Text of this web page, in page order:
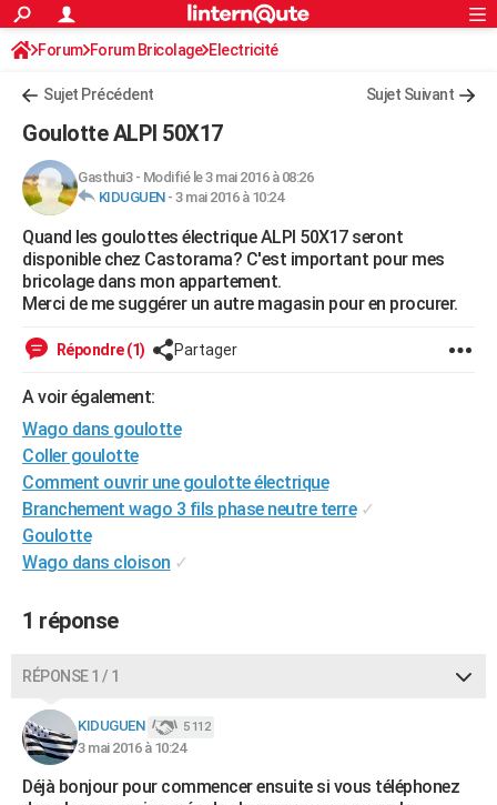
ACTUALITÉS
Politique
Société
Faits Divers
Education
Monde
Villes
+
FINANCE
Retraite
Impôts
Epargne
Immobilier
Risques naturels par ville
Banque
Assurance
Crédit
AUTO
Essais
Réserver un essai
Citadines
Berlines
SUV
Forum auto
+HIGH-TECH
Mobiles
Meilleur smartphone
Internet
Ordinateurs
Jeux vidéo
Guide high-tech
+BRICOLAGE
Forum
Aménagement intérieur
Extérieur
Cuisine
Salle de bains
Jardinage
Rangement
WEEK-END
LIFESTYLE
Art de vivre
Bien-être
Loisirs
Mode
Modes de vie
SANTE
Alimentation
Guide de la santé
Maladies
Médicaments
Sommeil
VOYAGE
Destinations
City break
Voyage nature
Voyage de noces
Forum
Climat
+PHOTO
GUIDES D'ACHAT
BONS PLANS
Dictionnaire
Biographies
Citations
Expressions
Proverbes
PROGRAMME TV
COPAINS D'AVANT
S'inscrire
Connexion
Forum Forum Bricolage Electricité
Sujet Précédent Sujet Suivant
Goulotte ALPI 50X17
Gasthui3- Modifié le 3 mai 2016 à 08:26
KIDUGUEN- 3 mai 2016 à 10:24
Quand les goulottes électrique ALPI 50X17 seront
disponible chez Castorama? C'est important pour mes
bricolage dans mon appartement.
Merci de me suggérer un autre magasin pour en procurer.
Répondre (1) Partager
A voir également:
Wago dans goulotte
Coller goulotte
Comment ouvrir une goulotte électrique
Branchement wago 3 fils phase neutre terre ✓
Goulotte
Wago dans cloison ✓
1 réponse
RÉPONSE 1 / 1
KIDUGUEN 5 112
3 mai 2016 à 10:24
Déjà bonjour pour commencer ensuite si vous téléphonez